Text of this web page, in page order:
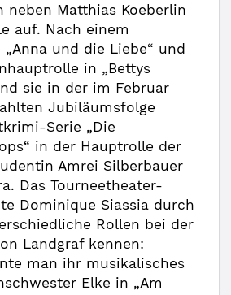
neben Matthias Koeberlin
auf. Nach einem
und die Liebe“ und
in „Bettys
sie in der im Februar
Jubiläumsfolge
Serie „Die
in der Hauptrolle der
Amrei Silberbauer
Das Tourneetheater-
Dominique Siassia durch
Rollen bei der
Landgraf kennen:
man ihr musikalisches
Elke in „Am